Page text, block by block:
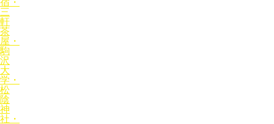
宿・
三
軒
茶
屋・
駒
沢
大
学・
松
陰
神
社・